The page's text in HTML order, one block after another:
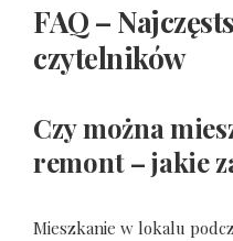
FAQ –
czytelników
Czy można
remont – jakie
Mieszkanie w lokalu